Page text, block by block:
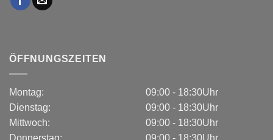
ÖFFNUNGSZEITEN
Montag:
Dienstag:
Mittwoch:
Donnerstag:
09:00 - 18:30Uhr
09:00 - 18:30Uhr
09:00 - 18:30Uhr
09:00 - 18:30Uhr